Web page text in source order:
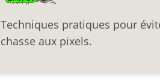
Techniques pratiques pour
chasse aux pixels.